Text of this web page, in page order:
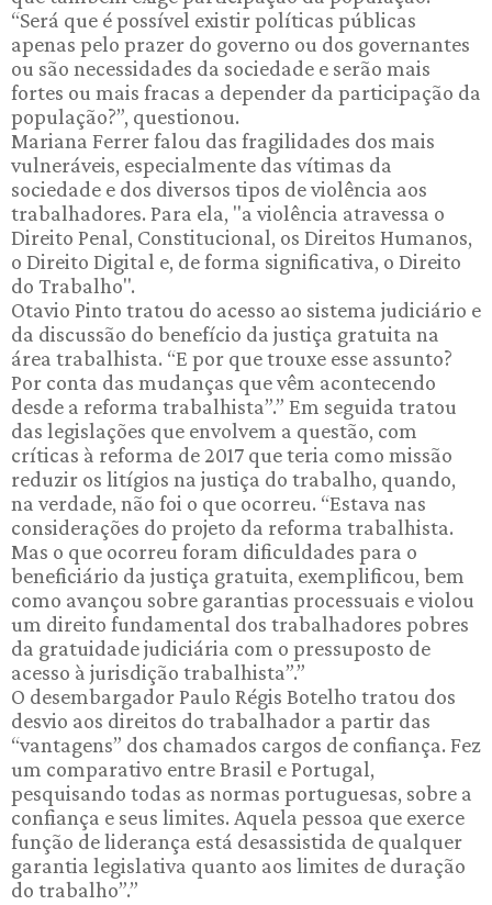
“Será que é possível existir políticas públicas
apenas pelo prazer do governo ou dos governantes
ou são necessidades da sociedade e serão mais
fortes ou mais fracas a depender da participação da
população?”, questionou.
Mariana Ferrer falou das fragilidades dos mais
vulneráveis, especialmente das vítimas da
sociedade e dos diversos tipos de violência aos
trabalhadores. Para ela, "a violência atravessa o
Direito Penal, Constitucional, os Direitos Humanos,
o Direito Digital e, de forma significativa, o Direito
do Trabalho".
Otavio Pinto tratou do acesso ao sistema judiciário e
da discussão do benefício da justiça gratuita na
área trabalhista. “E por que trouxe esse assunto?
Por conta das mudanças que vêm acontecendo
desde a reforma trabalhista”.” Em seguida tratou
das legislações que envolvem a questão, com
críticas à reforma de 2017 que teria como missão
reduzir os litígios na justiça do trabalho, quando,
na verdade, não foi o que ocorreu. “Estava nas
considerações do projeto da reforma trabalhista.
Mas o que ocorreu foram dificuldades para o
beneficiário da justiça gratuita, exemplificou, bem
como avançou sobre garantias processuais e violou
um direito fundamental dos trabalhadores pobres
da gratuidade judiciária com o pressuposto de
acesso à jurisdição trabalhista”.”
O desembargador Paulo Régis Botelho tratou dos
desvio aos direitos do trabalhador a partir das
“vantagens” dos chamados cargos de confiança. Fez
um comparativo entre Brasil e Portugal,
pesquisando todas as normas portuguesas, sobre a
confiança e seus limites. Aquela pessoa que exerce
função de liderança está desassistida de qualquer
garantia legislativa quanto aos limites de duração
do trabalho”.”